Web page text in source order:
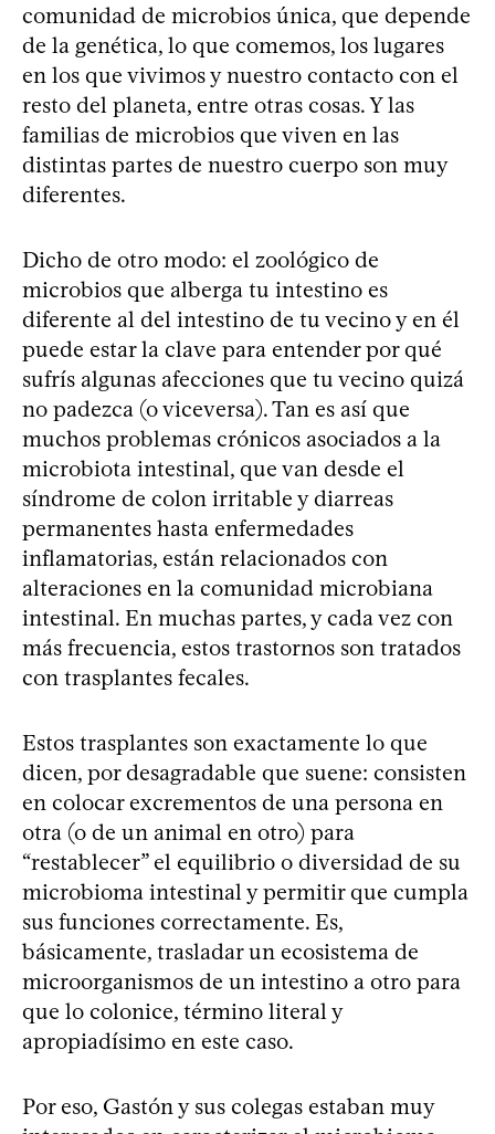
comunidad de microbios única, que depende
de la genética, lo que comemos, los lugares
en los que vivimos y nuestro contacto con el
resto del planeta, entre otras cosas. Y las
familias de microbios que viven en las
distintas partes de nuestro cuerpo son muy
diferentes.
Dicho de otro modo: el zoológico de
microbios que alberga tu intestino es
diferente al del intestino de tu vecino y en él
puede estar la clave para entender por qué
sufrís algunas afecciones que tu vecino quizá
no padezca (o viceversa). Tan es así que
muchos problemas crónicos asociados a la
microbiota intestinal, que van desde el
síndrome de colon irritable y diarreas
permanentes hasta enfermedades
inflamatorias, están relacionados con
alteraciones en la comunidad microbiana
intestinal. En muchas partes, y cada vez con
más frecuencia, estos trastornos son tratados
con trasplantes fecales.
Estos trasplantes son exactamente lo que
dicen, por desagradable que suene: consisten
en colocar excrementos de una persona en
otra (o de un animal en otro) para
“restablecer” el equilibrio o diversidad de su
microbioma intestinal y permitir que cumpla
sus funciones correctamente. Es,
básicamente, trasladar un ecosistema de
microorganismos de un intestino a otro para
que lo colonice, término literal y
apropiadísimo en este caso.
Por eso, Gastón y sus colegas estaban muy